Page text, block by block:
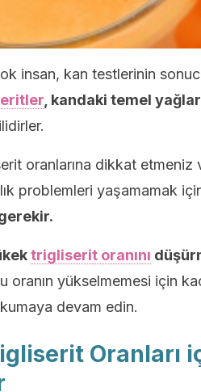
insan, kan testlerinin
, kandaki temel
oranlarına dikkat etmeniz
problemleri yaşamamak
trigliserit oranını
oranın yükselmemesi için
devam edin.
Oranları